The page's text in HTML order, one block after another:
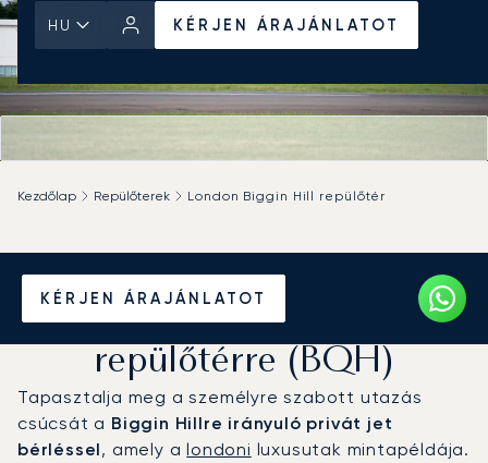
HU KÉRJEN ÁRAJÁNLATOT
KÉRJEN ÁRAJÁNLATOT
Kezdőlap Repülőterek London Biggin Hill repülőtér
Magánrepülőgép bérlése a
London Biggin Hill
repülőtérre (BQH)
Tapasztalja meg a személyre szabott utazás
csúcsát a Biggin Hillre irányuló privát jet
bérléssel, amely alondoni luxusutak mintapéldája.